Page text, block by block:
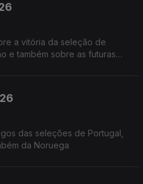
a vitória da seleção de
e também sobre as futuras
das seleções de Portugal,
da Noruega